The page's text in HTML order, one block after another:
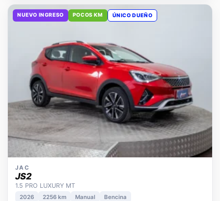
NUEVO INGRESO POCOS KM
JAC
JS2
1.5 PRO LUXURY MT